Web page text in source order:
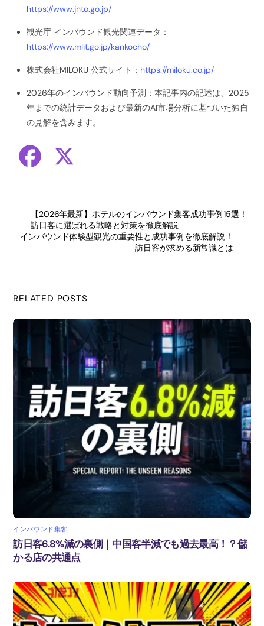
https://www.jnto.go.jp/
観光庁 インバウンド観光関連データ：
https://www.mlit.go.jp/kankocho/
株式会社MILOKU 公式サイト： https://miloku.co.jp/
2026年のインバウンド動向予測：本記事内の記述は、2025
年までの統計データおよび最新のAI市場分析に基づいた独自
の見解を含みます。
c
e
o
【2026年最新】ホテルのインバウンド集客成功事例15選！
訪日客に選ばれる戦略と対策を徹底解説
インバウンド体験型観光の重要性と成功事例を徹底解説！
訪日客が求める新常識とは
RELATED POSTS
インバウンド集客
訪日客6.8%減の裏側｜中国客半減でも過去最高！？儲
かる店の共通点